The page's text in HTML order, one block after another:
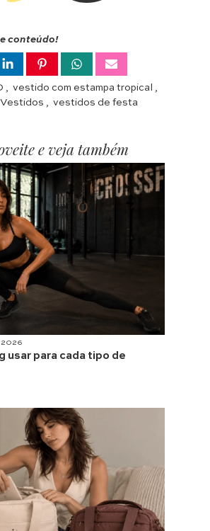
conteúdo!
, vestido com estampa tropical ,
Vestidos , vestidos de festa
e veja também
2026
usar para cada tipo de